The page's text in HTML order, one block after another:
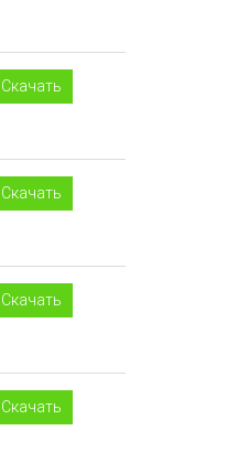
Скачать
Скачать
Скачать
Скачать